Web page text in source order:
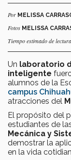
Por MELISSA
Fotos MELISSA
Tiempo estimado de
Un laboratorio
inteligente
alumnos de la
campus
atracciones del
El propósito del
estudiantes de
Mecánica y
demostrar la
en la vida